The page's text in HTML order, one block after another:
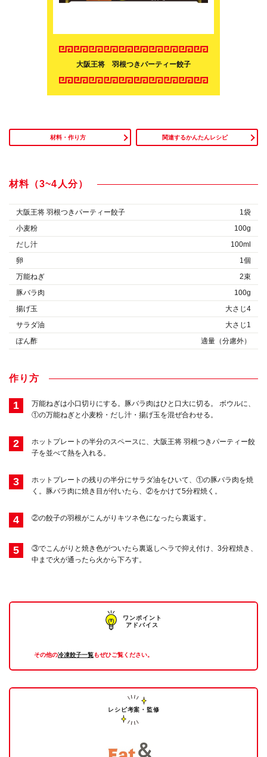
大阪王将 羽根つきパーティー餃子
材料・作り方 関連するかんたんレシピ
材料（3~4人分）
大阪王将 羽根つきパーティー餃子
1袋
小麦粉
100g
だし汁
100ml
卵
1個
万能ねぎ
2束
豚バラ肉
100g
揚げ玉
大さじ4
サラダ油
大さじ1
ぽん酢
適量（分慮外）
作り方
1
万能ねぎは小口切りにする。豚バラ肉はひと口大に切る。 ボウルに、
①の万能ねぎと小麦粉・だし汁・揚げ玉を混ぜ合わせる。
2
ホットプレートの半分のスペースに、大阪王将 羽根つきパーティー餃
子を並べて熱を入れる。
3
ホットプレートの残りの半分にサラダ油をひいて、①の豚バラ肉を焼
く。豚バラ肉に焼き目が付いたら、②をかけて5分程焼く。
4 ②の餃子の羽根がこんがりキツネ色になったら裏返す。
5
③でこんがりと焼き色がついたら裏返しヘラで抑え付け、3分程焼き、
中まで火が通ったら火から下ろす。
ワンポイント
アドバイス
その他の冷凍餃子一覧もぜひご覧ください。
レシピ考案・監修